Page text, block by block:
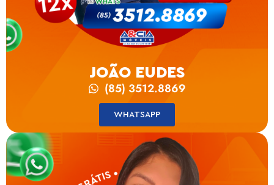
JOÃO EUDES
(85) 3512.8869
WHATSAPP